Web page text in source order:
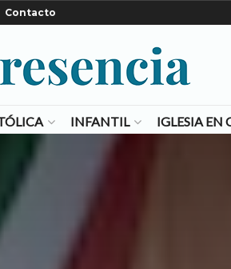
Contacto
INFANTIL IGLESIA